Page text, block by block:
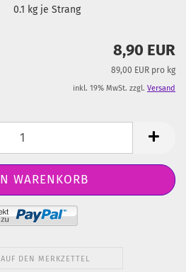
0.1 kg je Strang
8,90 EUR
89,00 EUR pro kg
inkl. 19% MwSt. zzgl. Versand
AUF DEN MERKZETTEL